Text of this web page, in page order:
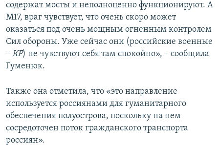
содержат мосты и неполноценно функционируют. А
М17, враг чувствует, что очень скоро может
оказаться под очень мощным огненным контролем
Сил обороны. Уже сейчас они (российские военные
– КР) не чувствуют себя там спокойно», – сообщила
Гуменюк.
Также она отметила, что «это направление
используется россиянами для гуманитарного
обеспечения полуострова, поскольку на нем
сосредоточен поток гражданского транспорта
россиян».